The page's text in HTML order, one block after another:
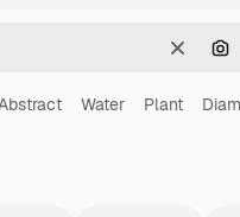
Wissen
Water Plant